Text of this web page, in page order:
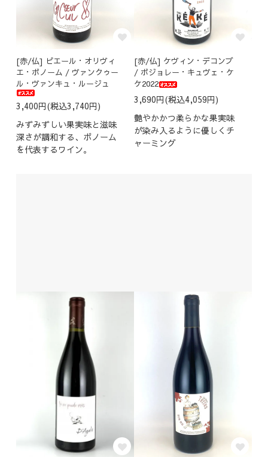
[赤/仏] ピエール・オリヴィ
エ・ボノーム / ヴァンクゥー
ル・ヴァンキュ・ルージュ
3,400円(税込3,740円)
みずみずしい果実味と滋味
深さが調和する、ボノーム
を代表するワイン。
[赤/仏] ケヴィン・デコンブ
/ ボジョレー・キュヴェ・ケ
ケ2022
3,690円(税込4,059円)
艶やかかつ柔らかな果実味
が染み入るように優しくチ
ャーミング